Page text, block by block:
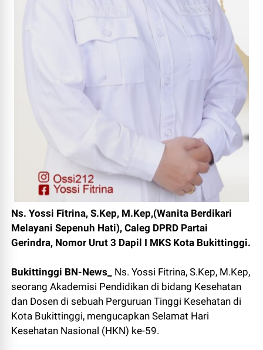
Ns. Yossi Fitrina, S.Kep, M.Kep,(Wanita Berdikari
Melayani Sepenuh Hati), Caleg DPRD Partai
Gerindra, Nomor Urut 3 Dapil I MKS Kota Bukittinggi.
Bukittinggi BN-News_
Ns. Yossi Fitrina, S.Kep, M.Kep,
seorang Akademisi Pendidikan di bidang Kesehatan
dan Dosen di sebuah Perguruan Tinggi Kesehatan di
Kota Bukittinggi, mengucapkan Selamat Hari
Kesehatan Nasional (HKN) ke-59.